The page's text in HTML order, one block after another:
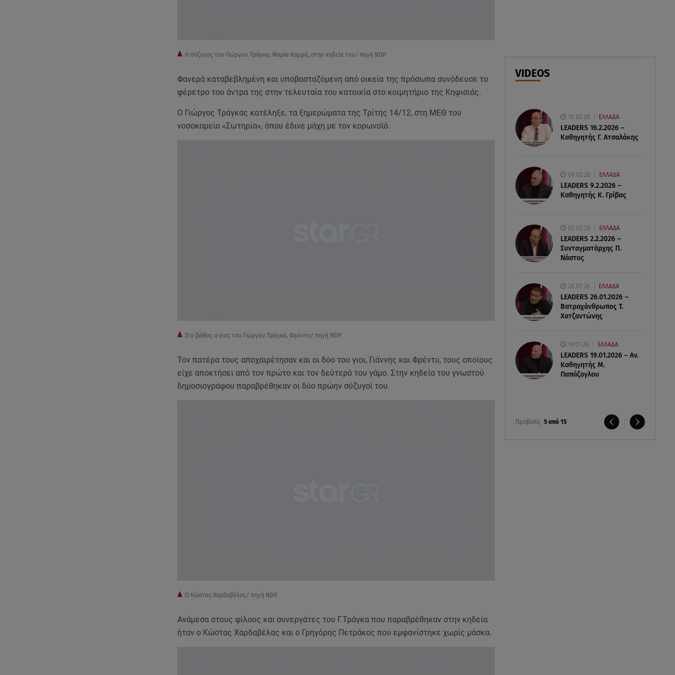
με το σώμα της - Οι πόζες με
μαγιό
VIDEOS
16.02.26 ΕΛΛΑΔΑ
LEADERS 16.2.2026 –
Καθηγητής Γ. Ατσαλάκης
09.02.26 ΕΛΛΑΔΑ
LEADERS 9.2.2026 –
Καθηγητής Κ. Γρίβας
02.02.26 ΕΛΛΑΔΑ
LEADERS 2.2.2026 –
Συνταγματάρχης Π.
Νάστος
26.01.26 ΕΛΛΑΔΑ
LEADERS 26.01.2026 –
Βατραχάνθρωπος Τ.
Χατζαντώνης
19.01.26 ΕΛΛΑΔΑ
LEADERS 19.01.2026 – Αν.
Καθηγητής Μ.
Παπάζογλου
Προβολή 5 από 15
H σύζυγος του Γιώργου Τράγκα, Μαρία Καρρά, στην κηδεία του/ πηγή NDP
Φανερά καταβεβλημένη και υποβασταζόμενη από οικεία της πρόσωπα συνόδευσε το
φέρετρο του άντρα της στην τελευταία του κατοικία στο κοιμητήριο της Κηφισιάς.
Ο Γιώργος Τράγκας κατέληξε, τα ξημερώματα της Τρίτης 14/12, στη ΜΕΘ του
νοσοκομείο «Σωτηρία», όπου έδινε μάχη με τον κορωνοϊό.
Στο βάθος ο γιος του Γιώργου Τράγκα, Φρέντυ/ πηγή NDP
Τον πατέρα τους αποχαιρέτησαν και οι δύο του γιοι, Γιάννης και Φρέντυ, τους οποίους
είχε αποκτήσει από τον πρώτο και τον δεύτερό του γάμο. Στην κηδεία του γνωστού
δημοσιογράφου παραβρέθηκαν οι δύο πρώην σύζυγοί του.
O Κώστας Χαρδαβέλας/ πηγή NDP
Ανάμεσα στους φίλους και συνεργάτες του Γ.Τράγκα που παραβρέθηκαν στην κηδεία
ήταν ο Κώστας Χαρδαβέλας και ο Γρηγόρης Πετράκος που εμφανίστηκε χωρίς μάσκα.